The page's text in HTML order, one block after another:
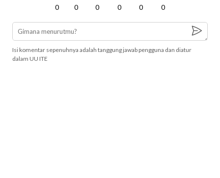
0 0 0 0 0 0
Isi komentar sepenuhnya adalah tanggung jawab pengguna dan diatur
dalam UU ITE